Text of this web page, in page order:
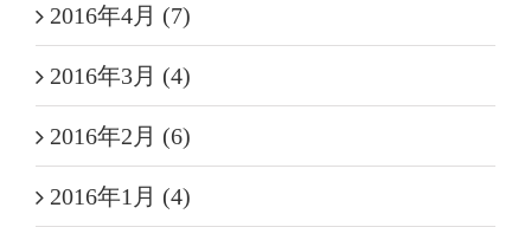
2016年4月 (7)
2016年3月 (4)
2016年2月 (6)
2016年1月 (4)